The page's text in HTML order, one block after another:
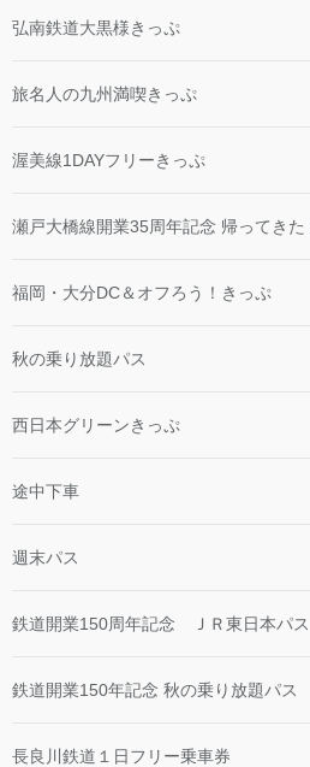
弘南鉄道大黒様きっぷ
旅名人の九州満喫きっぷ
渥美線1DAYフリーきっぷ
瀬戸大橋線開業35周年記念 帰ってき
福岡・大分DC＆オフろう！きっぷ
秋の乗り放題パス
西日本グリーンきっぷ
途中下車
週末パス
鉄道開業150周年記念 ＪＲ東日本パス
鉄道開業150年記念 秋の乗り放題パス
長良川鉄道１日フリー乗車券